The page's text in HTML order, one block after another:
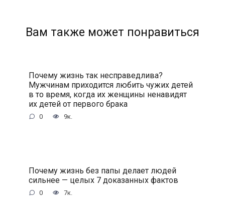
Вам также может понравиться
Почему жизнь так несправедлива?
Мужчинам приходится любить чужих детей
в то время, когда их женщины ненавидят
их детей от первого брака
0 9к.
Почему жизнь без папы делает людей
сильнее — целых 7 доказанных фактов
0 7к.